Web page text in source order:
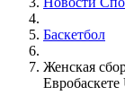
Баскетбол
Женская
Евробаскете